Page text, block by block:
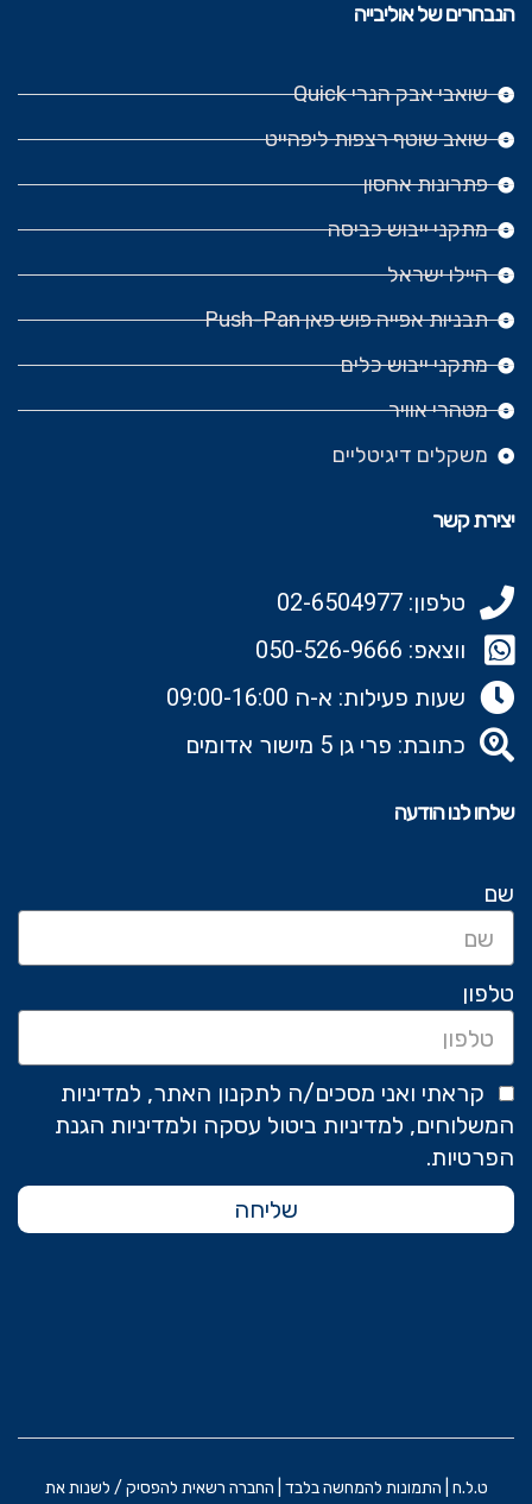
הנבחרים של אוליבייה
שואבי אבק הנרי Quick
שואב שוטף רצפות ליפהייט
פתרונות אחסון
מתקני ייבוש כביסה
היילו ישראל
תבניות אפייה פוש פאן Push-Pan
מתקני ייבוש כלים
מטהרי אוויר
משקלים דיגיטליים
יצירת קשר
טלפון: 02-6504977
ווצאפ: 050-526-9666‬
שעות פעילות: א-ה 09:00-16:00
כתובת: פרי גן 5 מישור אדומים
שלחו לנו הודעה
שם
טלפון
קראתי ואני מסכים/ה לתקנון האתר, למדיניות
המשלוחים, למדיניות ביטול עסקה ולמדיניות הגנת
הפרטיות.
שליחה
ט.ל.ח | התמונות להמחשה בלבד | החברה רשאית להפסיק / לשנות את